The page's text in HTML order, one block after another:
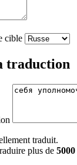
cible
traduction
traduit.
plus de 5000